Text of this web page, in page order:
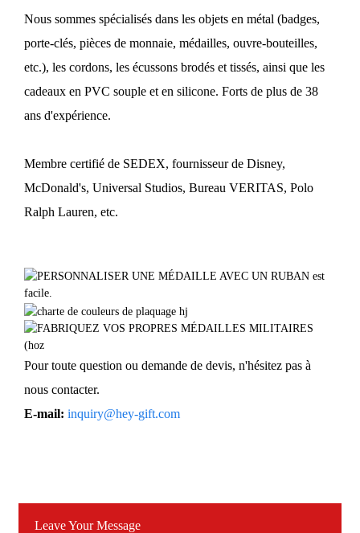
Nous sommes spécialisés dans les objets en métal (badges,
porte-clés, pièces de monnaie, médailles, ouvre-bouteilles,
etc.), les cordons, les écussons brodés et tissés, ainsi que les
cadeaux en PVC souple et en silicone. Forts de plus de 38
ans d'expérience.
Membre certifié de SEDEX, fournisseur de Disney,
McDonald's, Universal Studios, Bureau VERITAS, Polo
Ralph Lauren, etc.
Pour toute question ou demande de devis, n'hésitez pas à
nous contacter.
E-mail: inquiry@hey-gift.com
Leave Your Message